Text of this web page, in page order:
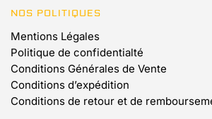
NOS POLITIQUES
Mentions Légales
Politique de confidentialté
Conditions Générales de Vente
Conditions d’expédition
Conditions de retour et de